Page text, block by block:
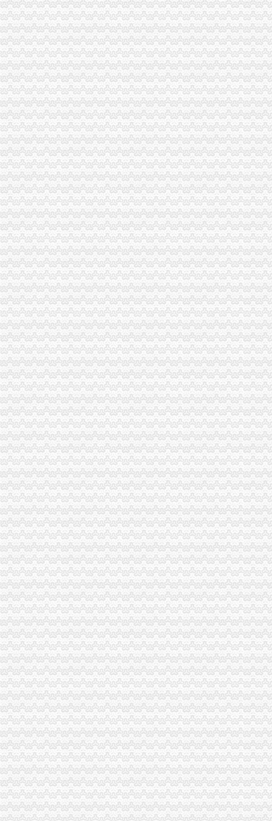
【重庆西部知识产权服务中心2018新招聘信息】_聘网
重庆全际通货运代理有限公司
【重庆金融业页】_第6页_顺企网
【重庆双龙湖文招聘网_文招聘信息】-重庆智联招聘
企源工商**、房地产开发资质**、施工企业入备案重庆专项审批今题网
【餐饮食品】_餐饮食品公司大全_餐饮食品价格_顺企网
重庆品林房屋中介服务部
金科VISAR国际_南方玫瑰城_楼盘对比分析-重庆乐居
西亭与美国Quantum公司建立战略合作伙伴关系重庆公司注册今题网
【重庆银余达财务咨询有限公司_重庆银余达财务咨询有限公司】-公司
求购100万小规模公司执照-重庆58同城
【6图】双龙湖附近百瑞劳伦斯一楼洋房169平精装四室110万,-许昌
重庆金奈优置业代理有限公司碧津公园经营部_【电话地址_招聘信息_
重庆骏捷国际货运代理有限公司_【电话地址_招聘信息_注册信息_信用
重庆民泰香料化工有限责任公司货运代理分公司_【信用信息_诉讼信息
重庆欧迅国际货物运输代理有限公司_【电话地址_招聘信息_注册信息_
【5图】付15万小三室105平方西尚美,县保健院附近,双龙湖,-许
依山丽景_重庆创意公园_楼盘对比分析-重庆乐居
重庆合川工业园区_园区_中国工业园网
【7图】双龙湖附近澜菲溪岸134平精装3室中间楼层可按揭,许昌魏
丁字路口及观音岩片区拆迁项目招标公告_中国招标网_重庆市招标
双凤桥街道旧房改造片区拆迁项目招标公告_中国招标网_重庆市招标
三圣材：重庆天元律师事务所关于公司次公开发行股票并上市的补
【月均8000招房产销售,重庆市大泽置业代理有限公司双龙分店招聘】
重庆三圣种建材股份有限公司重庆天元律师事务所关于公司次公开
重庆利洋汽车经纪有限公司第一分部联系方式_信用报告_工商信息-启
重庆盛汇汽车经纪有限公司联系方式_信用报告_工商信息-启信宝
重庆盛汇汽车经纪有限公司_工商信息_电话_地址_信用信息_财务信息
【重庆利洋汽车经纪有限公司第二分部工商信息】-阿土伯工商信息查询
办事儿网本地生活服务本地服务分类需求信息_办事儿网
【图】重庆公司注册营业执照验资记帐报税等服务_重庆工商注册_重
重庆社保、养老、……新消息！你关心的问题全都在这里！_搜
足球节_今日早报
【图】低价代办营业执照_重庆工商注册_重庆列表网
双龙湖专利注册_双龙湖代理-双龙湖易登网
【等培训】_等培训厂家页_等培训价格_第4页_顺企网
双龙湖公司注册_双龙湖内资公司注册_双龙湖外资公司注册-重庆易登网
重庆红旗河沟公司代办_列表网
重庆执照网上年审_列表网
重庆安龙财务咨询有限公司_全球企业库
重庆安龙财务咨询有限公司_全球企业库
【重庆双龙湖临时招聘网_临时招聘信息】-重庆智联招聘
重庆市二手房交易流程有哪些？
重庆不动产权证书办理费用-重庆本地宝
重庆市房地产业协会_百度百科
【2017年重庆西部知识产权服务中心新招聘信息_电话_地址】-赶集网